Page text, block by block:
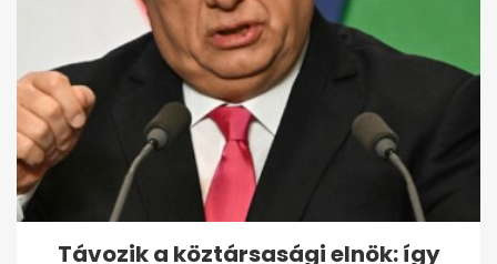
Műhold és MI jelzi előre a tüzet,
drónflotta indulhat az oltásra
Távozik a köztársasági elnök: így